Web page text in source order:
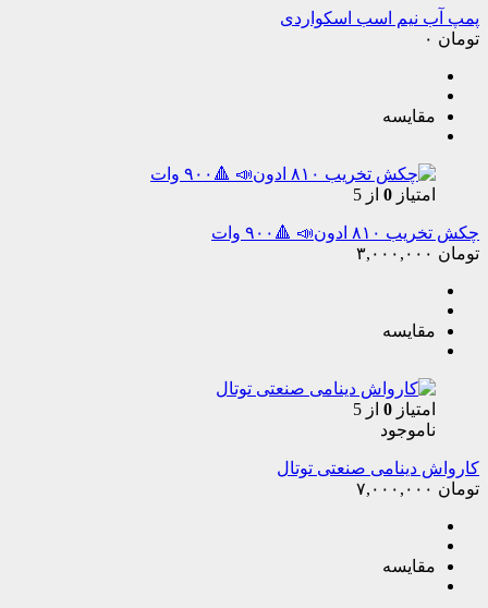
پمپ آب نیم اسب اسکواردی
تومان
مقایسه
امتیاز 0 از 5
چکش تخریب ۸۱۰ ادون📣 🔺۹۰۰ وات
تومان
مقایسه
امتیاز 0 از 5
ناموجود
کارواش دینامی صنعتی توتال
تومان
مقایسه